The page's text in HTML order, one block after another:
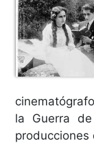
la Guerra
producciones